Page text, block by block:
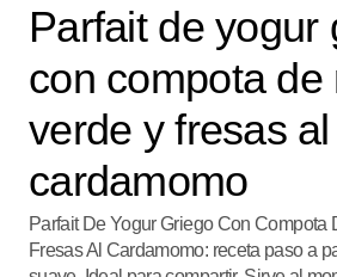
Parfait de yogur
con compota de
verde y fresas al
cardamomo
Parfait De Yogur Griego Con Compota
Fresas Al Cardamomo: receta paso a